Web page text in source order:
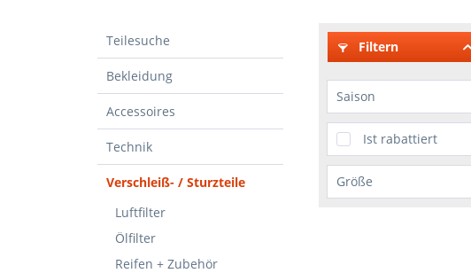
Teilesuche
Bekleidung
Accessoires
Technik
Verschleiß- / Sturzteile
Luftfilter
Ölfilter
Reifen + Zubehör
Filtern
Saison
KTMPowerparts
Technik
Ist rabattiert
Größe